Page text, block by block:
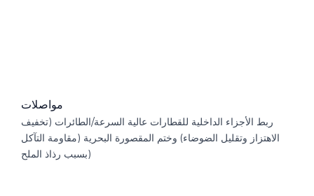
مواصلات
ربط الأجزاء الداخلية للقطارات عالية السرعة/الطائرات (تخفيف
الاهتزاز وتقليل الضوضاء) وختم المقصورة البحرية (مقاومة التآكل
بسبب رذاذ الملح)